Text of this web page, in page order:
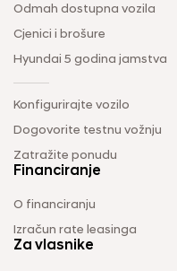
Odmah dostupna vozila
Cjenici i brošure
Hyundai 5 godina jamstva
Konfigurirajte vozilo
Dogovorite testnu vožnju
Zatražite ponudu
Financiranje
O financiranju
Izračun rate leasinga
Za vlasnike